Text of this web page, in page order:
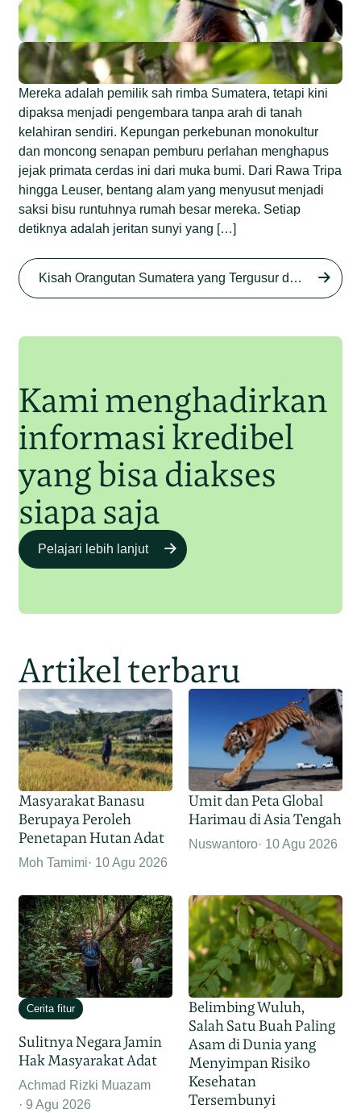
Sumatera di Rawa Tripa
Junaidi Hanafiah 27 Agu 2025
Begini Modus Perburuan
Mereka adalah pemilik sah rimba Sumatera, tetapi kini
dipaksa menjadi pengembara tanpa arah di tanah
kelahiran sendiri. Kepungan perkebunan monokultur
dan moncong senapan pemburu perlahan menghapus
jejak primata cerdas ini dari muka bumi. Dari Rawa Tripa
hingga Leuser, bentang alam yang menyusut menjadi
saksi bisu runtuhnya rumah besar mereka. Setiap
detiknya adalah jeritan sunyi yang […]
Kisah Orangutan Sumatera yang Tergusur dari Rumah Sendiri series
Kami menghadirkan
informasi kredibel
yang bisa diakses
siapa saja
Pelajari lebih lanjut
Artikel terbaru
Masyarakat Banasu
Berupaya Peroleh
Penetapan Hutan Adat
Moh Tamimi 10 Agu 2026
Umit dan Peta Global
Harimau di Asia Tengah
Nuswantoro 10 Agu 2026
Cerita fitur
Sulitnya Negara Jamin
Hak Masyarakat Adat
Achmad Rizki Muazam
9 Agu 2026
Belimbing Wuluh,
Salah Satu Buah Paling
Asam di Dunia yang
Menyimpan Risiko
Kesehatan
Tersembunyi